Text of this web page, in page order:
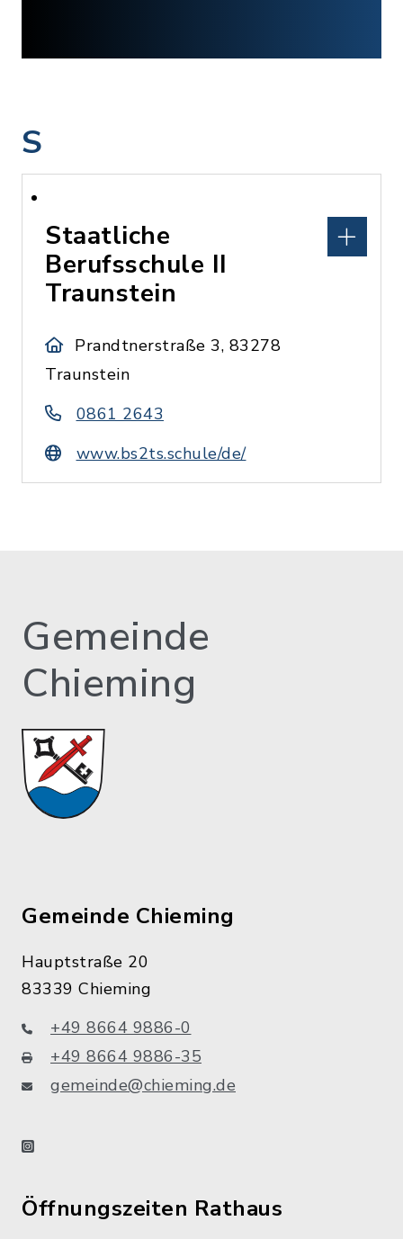
S
Staatliche
Berufsschule II
Traunstein
Prandtnerstraße 3, 83278
Traunstein
0861 2643
www.bs2ts.schule/de/
Gemeinde
Chieming
Gemeinde Chieming
Hauptstraße 20
83339 Chieming
+49 8664 9886-0
+49 8664 9886-35
gemeinde@chieming.de
instagram
Öffnungszeiten Rathaus